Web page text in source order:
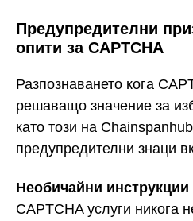
Предупредителни
опити за CAPTCHA
Разпознаването кога
решаващо значение за
като този на
предупредителни знаци
Необичайни инструкции
CAPTCHA услуги никога